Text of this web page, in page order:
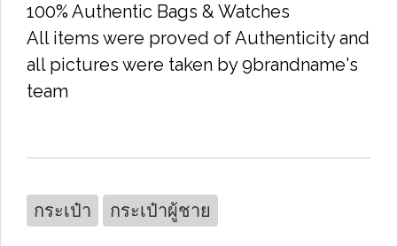
100% Authentic Bags & Watches
All items were proved of Authenticity and
all pictures were taken by 9brandname's
team
กระเป๋า กระเป๋าผู้ชาย